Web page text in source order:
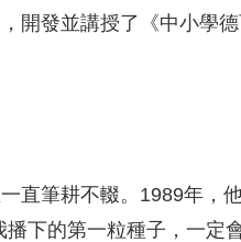
開發並講授了《中小學
直筆耕不輟。1989年，
下的第一粒種子，一定